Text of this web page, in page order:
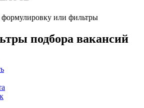
или фильтры
подбора вакансий